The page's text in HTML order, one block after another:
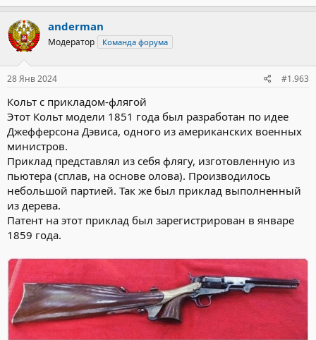
anderman
Модератор Команда форума
28 Янв 2024 #1.963
Кольт с прикладом-флягой
Этот Кольт модели 1851 года был разработан по идее
Джефферсона Дэвиса, одного из американских военных
министров.
Приклад представлял из себя флягу, изготовленную из
пьютера (сплав, на основе олова). Производилось
небольшой партией. Так же был приклад выполненный
из дерева.
Патент на этот приклад был зарегистрирован в январе
1859 года.